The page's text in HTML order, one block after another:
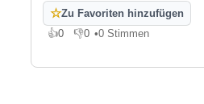
☆Zu Favoriten hinzufügen
👍0
Gefällt mir
👎0
Gefällt mir nicht
•0 Stimmen